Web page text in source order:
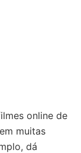
online de
muitas
dá